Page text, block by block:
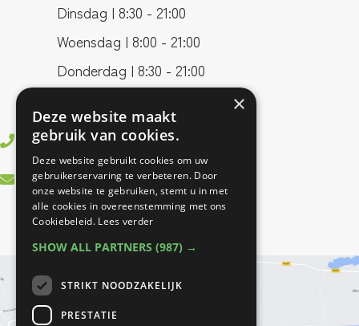
Dinsdag | 8:30 - 21:00
Woensdag | 8:00 - 21:00
Donderdag | 8:30 - 21:00
0499 - 37 83 55
info@bestfitfysiotherapie.nl
×
Deze website maakt
gebruik van cookies.
Deze website gebruikt cookies om uw
gebruikerservaring te verbeteren. Door
onze website te gebruiken, stemt u in met
alle cookies in overeenstemming met ons
Cookiebeleid. Lees verder
SHOW ALL PARTNERS (987) →
STRIKT NOODZAKELIJK
PRESTATIE